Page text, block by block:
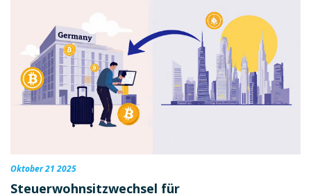
Oktober 21 2025
Steuerwohnsitzwechsel für